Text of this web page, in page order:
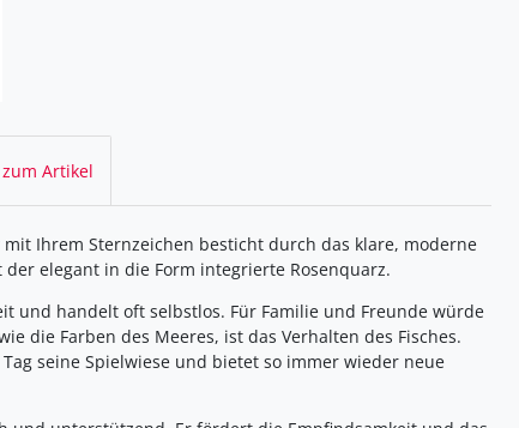
Artikel
Ihrem Sternzeichen besticht durch das klare, moderne
elegant in die Form integrierte Rosenquarz.
und handelt oft selbstlos. Für Familie und Freunde würde
die Farben des Meeres, ist das Verhalten des Fisches.
seine Spielwiese und bietet so immer wieder neue